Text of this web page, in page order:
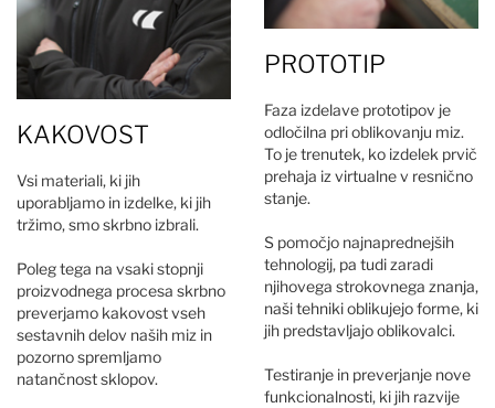
KAKOVOST
Vsi materiali, ki jih
uporabljamo in izdelke, ki jih
tržimo, smo skrbno izbrali.
Poleg tega na vsaki stopnji
proizvodnega procesa skrbno
preverjamo kakovost vseh
sestavnih delov naših miz in
pozorno spremljamo
natančnost sklopov.
PROTOTIP
Faza izdelave prototipov je
odločilna pri oblikovanju miz.
To je trenutek, ko izdelek prvič
prehaja iz virtualne v resnično
stanje.
S pomočjo najnaprednejših
tehnologij, pa tudi zaradi
njihovega strokovnega znanja,
naši tehniki oblikujejo forme, ki
jih predstavljajo oblikovalci.
Testiranje in preverjanje nove
funkcionalnosti, ki jih razvije